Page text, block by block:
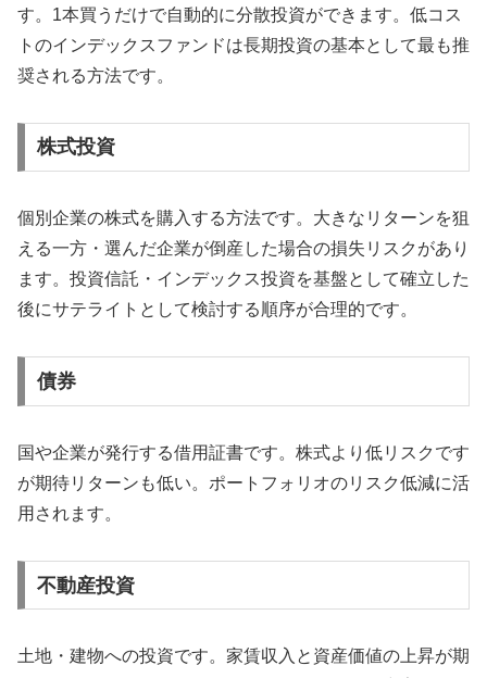
す。1本買うだけで自動的に分散投資ができます。低コス
トのインデックスファンドは長期投資の基本として最も推
奨される方法です。
株式投資
個別企業の株式を購入する方法です。大きなリターンを狙
える一方・選んだ企業が倒産した場合の損失リスクがあり
ます。投資信託・インデックス投資を基盤として確立した
後にサテライトとして検討する順序が合理的です。
債券
国や企業が発行する借用証書です。株式より低リスクです
が期待リターンも低い。ポートフォリオのリスク低減に活
用されます。
不動産投資
土地・建物への投資です。家賃収入と資産価値の上昇が期